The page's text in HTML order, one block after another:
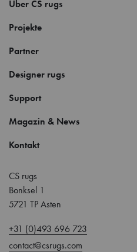
Über CS rugs
Projekte
Partner
Designer rugs
Support
Magazin & News
Kontakt
CS rugs
Bonksel 1
5721 TP Asten
+31 (0)493 696 723
contact@csrugs.com